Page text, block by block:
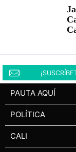
PAUTA AQUÍ
POLÍTICA
CALI